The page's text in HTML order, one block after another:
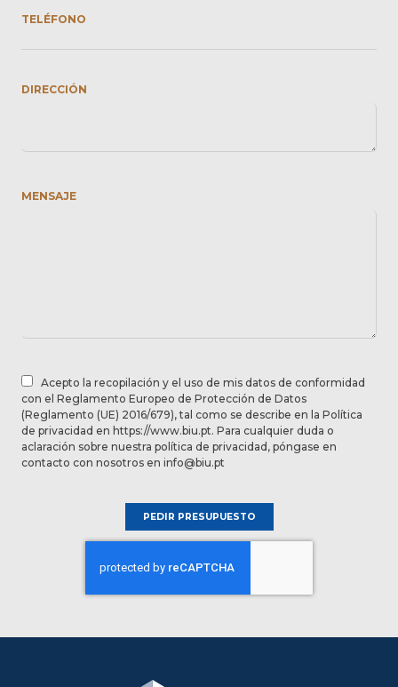
TELÉFONO
DIRECCIÓN
MENSAJE
Acepto la recopilación y el uso de mis datos de conformidad
con el Reglamento Europeo de Protección de Datos
(Reglamento (UE) 2016/679), tal como se describe en la Política
de privacidad en https://www.biu.pt. Para cualquier duda o
aclaración sobre nuestra política de privacidad, póngase en
contacto con nosotros en info@biu.pt
PEDIR PRESUPUESTO